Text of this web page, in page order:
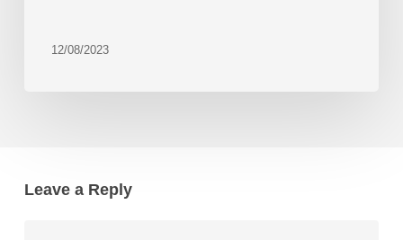
12/08/2023
Leave a Reply